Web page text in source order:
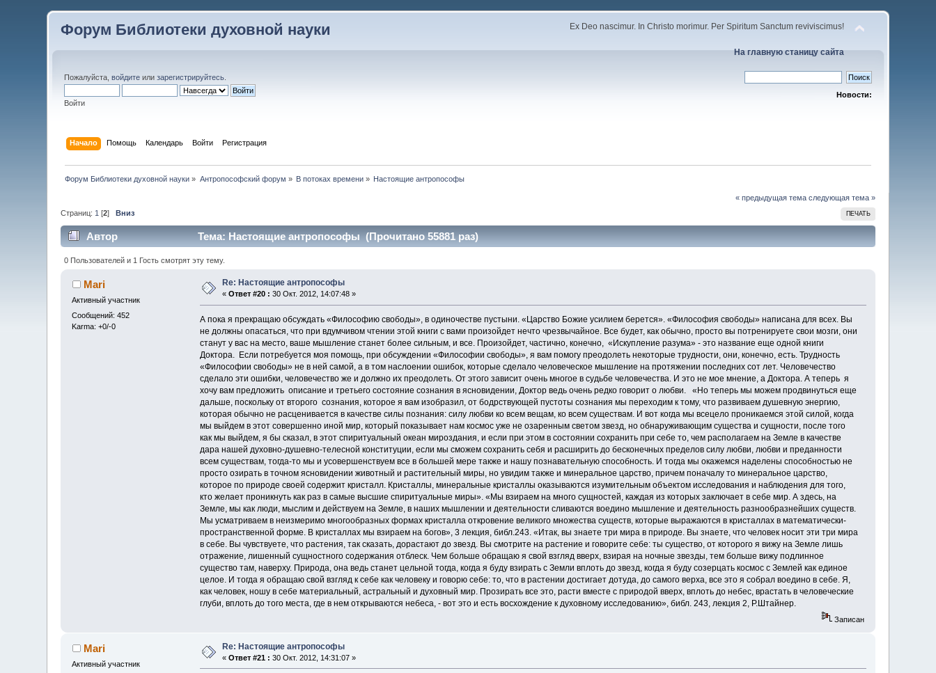
Форум Библиотеки духовной науки Ex Deo nascimur. In Christo morimur. Per Spiritum Sanctum reviviscimus!
На главную станицу сайта
Пожалуйста,войдите илизарегистрируйтесь
Войти
Новости:
Начало Помощь Календарь Войти Регистрация
Форум Библиотеки духовной науки » Антропософский форум » В потоках времени » Настоящие антропософы
« предыдущая тема следующая тема »
ПЕЧАТЬ
Страниц: 1 [2] Вниз
Автор Тема: Настоящие антропософы (Прочитано 55881 раз)
0 Пользователей и 1 Гость смотрят эту тему.
Mari
Активный участник
Сообщений: 452
Karma: +0/-0
Re: Настоящие антропософы
«Ответ #20 : 30 Окт. 2012, 14:07:48 »
А пока я прекращаю обсуждать «Философию свободы», в одиночестве пустыни. «Царство Божие усилием берется». «Философия свободы» написана для всех. Вы
не должны опасаться, что при вдумчивом чтении этой книги с вами произойдет нечто чрезвычайное. Все будет, как обычно, просто вы потренируете свои мозги, они
станут у вас на место, ваше мышление станет более сильным, и все. Произойдет, частично, конечно, «Искупление разума» - это название еще одной книги
Доктора. Если потребуется моя помощь, при обсуждении «Философии свободы», я вам помогу преодолеть некоторые трудности, они, конечно, есть. Трудность
«Философии свободы» не в ней самой, а в том наслоении ошибок, которые сделало человеческое мышление на протяжении последних сот лет. Человечество
сделало эти ошибки, человечество же и должно их преодолеть. От этого зависит очень многое в судьбе человечества. И это не мое мнение, а Доктора. А теперь я
хочу вам предложить описание и третьего состояние сознания в ясновидении, Доктор ведь очень редко говорит о любви. «Но теперь мы можем продвинуться еще
дальше, поскольку от второго сознания, которое я вам изобразил, от бодрствующей пустоты сознания мы переходим к тому, что развиваем душевную энергию,
которая обычно не расценивается в качестве силы познания: силу любви ко всем вещам, ко всем существам. И вот когда мы всецело проникаемся этой силой, когда
мы выйдем в этот совершенно иной мир, который показывает нам космос уже не озаренным светом звезд, но обнаруживающим существа и сущности, после того
как мы выйдем, я бы сказал, в этот спиритуальный океан мироздания, и если при этом в состоянии сохранить при себе то, чем располагаем на Земле в качестве
дара нашей духовно-душевно-телесной конституции, если мы сможем сохранить себя и расширить до бесконечных пределов силу любви, любви и преданности
всем существам, тогда-то мы и усовершенствуем все в большей мере также и нашу познавательную способность. И тогда мы окажемся наделены способностью не
просто озирать в точном ясновидении животный и растительный миры, но увидим также и минеральное царство, причем поначалу то минеральное царство,
которое по природе своей содержит кристалл. Кристаллы, минеральные кристаллы оказываются изумительным объектом исследования и наблюдения для того,
кто желает проникнуть как раз в самые высшие спиритуальные миры». «Мы взираем на много сущностей, каждая из которых заключает в себе мир. А здесь, на
Земле, мы как люди, мыслим и действуем на Земле, в наших мышлении и деятельности сливаются воедино мышление и деятельность разнообразнейших существ.
Мы усматриваем в неизмеримо многообразных формах кристалла откровение великого множества существ, которые выражаются в кристаллах в математически-
пространственной форме. В кристаллах мы взираем на богов», 3 лекция, библ.243. «Итак, вы знаете три мира в природе. Вы знаете, что человек носит эти три мира
в себе. Вы чувствуете, что растения, так сказать, дорастают до звезд. Вы смотрите на растение и говорите себе: ты существо, от которого я вижу на Земле лишь
отражение, лишенный сущностного содержания отблеск. Чем больше обращаю я свой взгляд вверх, взирая на ночные звезды, тем больше вижу подлинное
существо там, наверху. Природа, она ведь станет цельной тогда, когда я буду взирать с Земли вплоть до звезд, когда я буду созерцать космос с Землей как единое
целое. И тогда я обращаю свой взгляд к себе как человеку и говорю себе: то, что в растении достигает дотуда, до самого верха, все это я собрал воедино в себе. Я,
как человек, ношу в себе материальный, астральный и духовный мир. Прозирать все это, расти вместе с природой вверх, вплоть до небес, врастать в человеческие
глуби, вплоть до того места, где в нем открываются небеса, - вот это и есть восхождение к духовному исследованию», библ. 243, лекция 2, Р.Штайнер.
Записан
Mari
Активный участник
Re: Настоящие антропософы
«Ответ #21 : 30 Окт. 2012, 14:31:07 »